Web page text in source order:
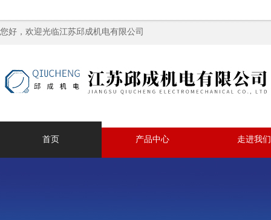
您好，欢迎光临江苏邱成机电有限公司
首页 产品中心 走进我们